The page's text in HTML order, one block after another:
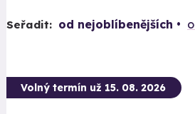
Seřadit: od nejoblíbenějších
Volný termín už 15. 08. 2026